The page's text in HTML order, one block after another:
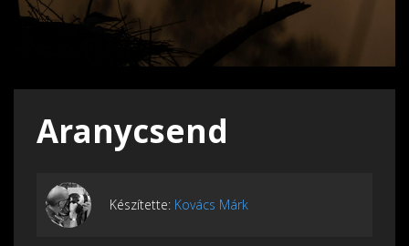
Aranycsend
Készítette: Kovács Márk